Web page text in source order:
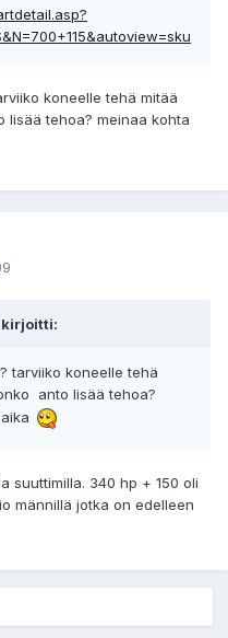
koneelle tehä mitää
lisää tehoa? meinaa kohta
kirjoitti:
tarviiko koneelle tehä
anto lisää tehoa?
suuttimilla. 340 hp + 150 oli
männillä jotka on edelleen